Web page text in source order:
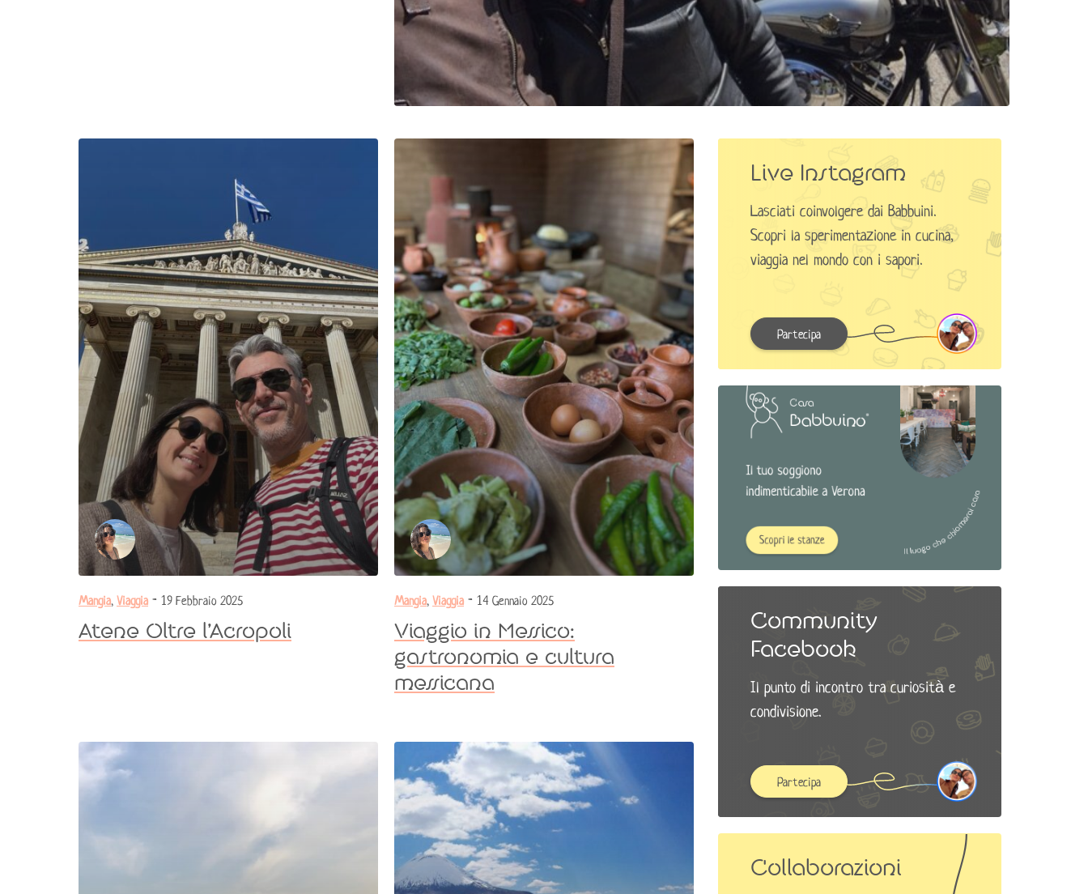
Mangia, Viaggia - 19 Febbraio 2025
Atene Oltre l’Acropoli
Mangia, Viaggia - 14 Gennaio 2025
Viaggio in Messico:
gastronomia e cultura
messicana
Live Instagram
Lasciati coinvolgere dai Babbuini.
Scopri la sperimentazione in cucina,
viaggia nel mondo con i sapori.
Partecipa
Community
Facebook
Il punto di incontro tra curiosità e
condivisione.
Partecipa
Collaborazioni